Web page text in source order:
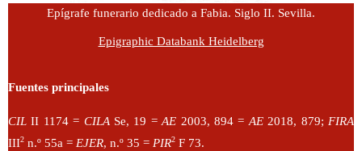
Epígrafe funerario dedicado a Fabia. Siglo II. Sevilla.
Epigraphic Databank Heidelberg
Fuentes principales
CILII 1174 = CILASe, 19 =AE 2003, 894 = AE2018, 879; FIRA
III2 n.º 55a = EJER, n.º 35 = PIR2 F 73.